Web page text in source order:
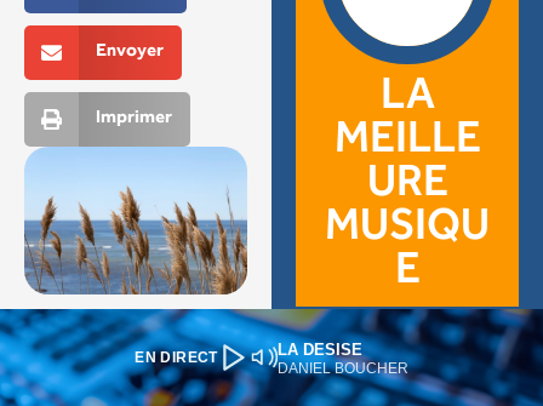
EN DIRECT LA DESISE
DANIEL BOUCHER